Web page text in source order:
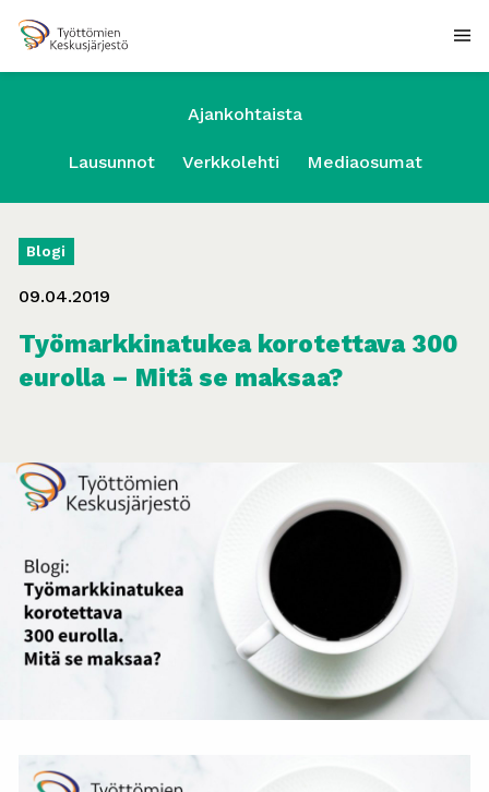
Ajankohtaista
Lausunnot Verkkolehti Mediaosumat
Blogi
09.04.2019
Työmarkkinatukea korotettava 300
eurolla – Mitä se maksaa?